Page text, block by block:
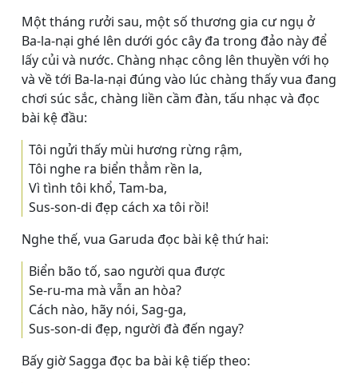
Một tháng rưởi sau, một số thương gia cư ngụ ở
Ba-la-nại ghé lên dưới góc cây đa trong đảo này để
lấy củi và nước. Chàng nhạc công lên thuyền với họ
và về tới Ba-la-nại đúng vào lúc chàng thấy vua đang
chơi súc sắc, chàng liền cầm đàn, tấu nhạc và đọc
bài kệ đầu:
Tôi ngửi thấy mùi hương rừng rậm,
Tôi nghe ra biển thẳm rền la,
Vì tình tôi khổ, Tam-ba,
Sus-son-di đẹp cách xa tôi rồi!
Nghe thế, vua Garuda đọc bài kệ thứ hai:
Biển bão tố, sao người qua được
Se-ru-ma mà vẫn an hòa?
Cách nào, hãy nói, Sag-ga,
Sus-son-di đẹp, người đà đến ngay?
Bấy giờ Sagga đọc ba bài kệ tiếp theo: